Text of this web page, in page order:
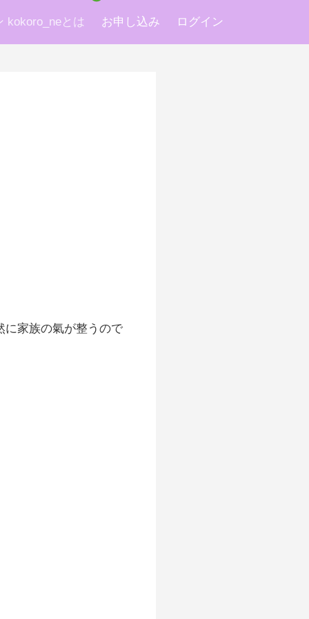
kokoro_neとは お申し込み ログイン
に家族の氣が整うので